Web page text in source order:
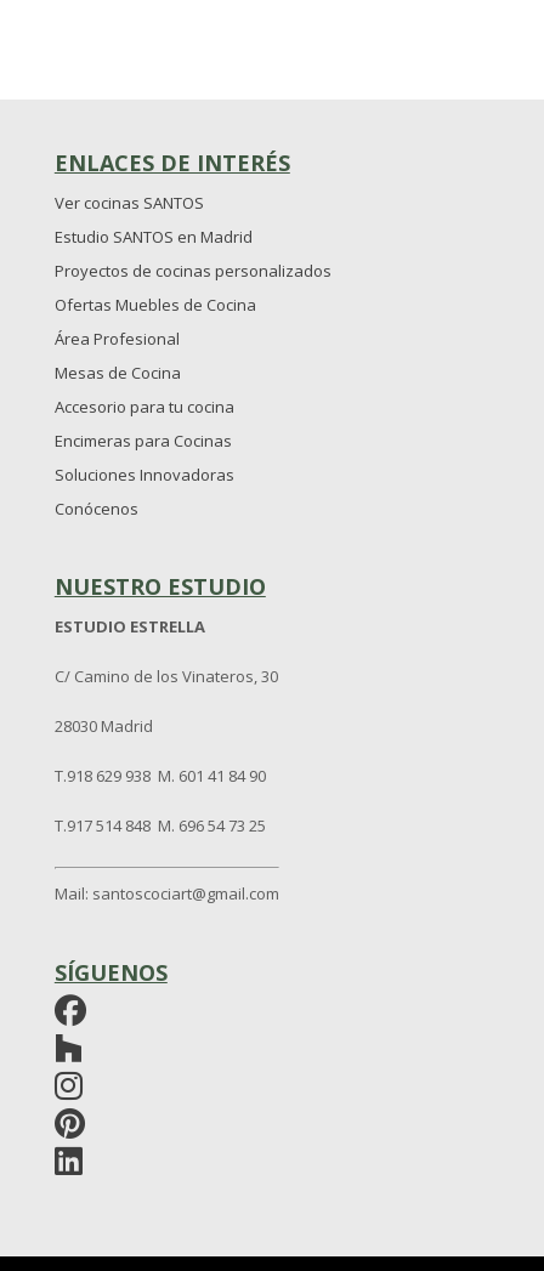
ENLACES DE INTERÉS
Ver cocinas SANTOS
Estudio SANTOS en Madrid
Proyectos de cocinas personalizados
Ofertas Muebles de Cocina
Área Profesional
Mesas de Cocina
Accesorio para tu cocina
Encimeras para Cocinas
Soluciones Innovadoras
Conócenos
NUESTRO ESTUDIO
ESTUDIO ESTRELLA
C/ Camino de los Vinateros, 30
28030 Madrid
T.918 629 938 M. 601 41 84 90
T.917 514 848 M. 696 54 73 25
Mail: santoscociart@gmail.com
SÍGUENOS